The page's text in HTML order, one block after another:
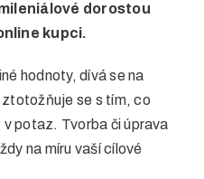
dorostou
kupci.
hodnoty, dívá se na
se s tím, co
potaz. Tvorba či úprava
na míru vaší cílové